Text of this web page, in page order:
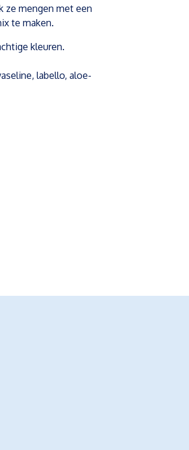
ze mengen met een
te maken.
kleuren.
labello, aloe-